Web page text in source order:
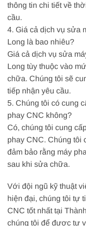
thông tin chi tiết về
cầu.
4. Giá cả dịch vụ sửa
Long là bao nhiêu?
Giá cả dịch vụ sửa
Long tùy thuộc vào
chữa. Chúng tôi sẽ
tiếp nhận yêu cầu.
5. Chúng tôi có cung
phay CNC không?
Có, chúng tôi cung
phay CNC. Chúng tôi
đảm bảo rằng máy
sau khi sửa chữa.
Với đội ngũ kỹ thuật
hiện đại, chúng tôi tự
CNC tốt nhất tại
chúng tôi để được tư